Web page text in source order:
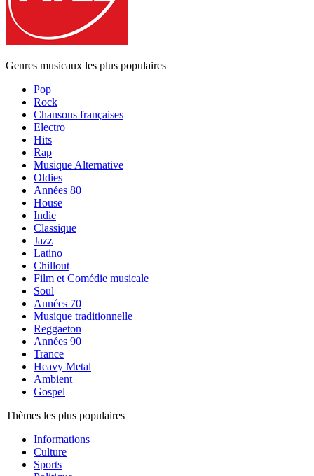
Genres musicaux les plus populaires
Pop
Rock
Chansons françaises
Electro
Hits
Rap
Musique Alternative
Oldies
Années 80
House
Indie
Classique
Jazz
Latino
Chillout
Film et Comédie musicale
Soul
Années 70
Musique traditionnelle
Reggaeton
Années 90
Trance
Heavy Metal
Ambient
Gospel
Thèmes les plus populaires
Informations
Culture
Sports